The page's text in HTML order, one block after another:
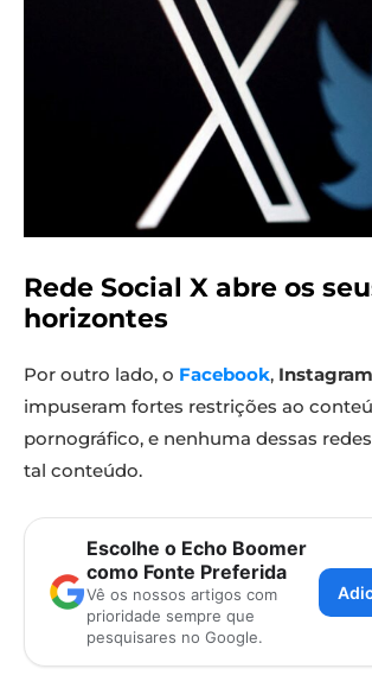
Rede Social X abre os
horizontes
Por outro lado, o Facebook, Instagram
impuseram fortes restrições ao
pornográfico, e nenhuma dessas
tal conteúdo.
Escolhe o Echo Boomer
como Fonte Preferida
Vê os nossos artigos com
prioridade sempre que
pesquisares no Google.